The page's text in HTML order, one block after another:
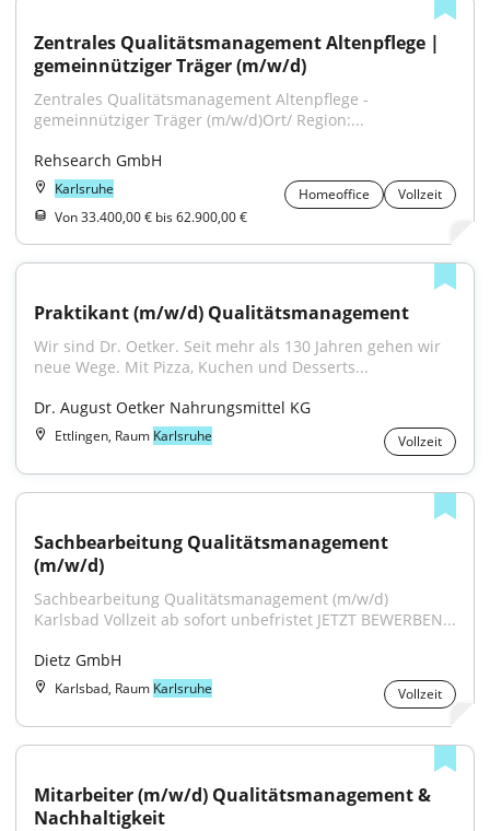
Zentrales Qualitätsmanagement Altenpflege |
gemeinnütziger Träger (m/w/d)
Zentrales Qualitätsmanagement Altenpflege -
gemeinnütziger Träger (m/w/d)Ort/ Region:...
Rehsearch GmbH
Karlsruhe Homeoffice
Vollzeit
Von 33.400,00 € bis 62.900,00 €
Praktikant (m/w/d) Qualitätsmanagement
Wir sind Dr. Oetker. Seit mehr als 130 Jahren gehen wir
neue Wege. Mit Pizza, Kuchen und Desserts...
Dr. August Oetker Nahrungsmittel KG
Ettlingen, Raum Karlsruhe Vollzeit
Sachbearbeitung Qualitätsmanagement
(m/w/d)
Sachbearbeitung Qualitätsmanagement (m/w/d)
Karlsbad Vollzeit ab sofort unbefristet JETZT BEWERBEN...
Dietz GmbH
Karlsbad, Raum Karlsruhe Vollzeit
Mitarbeiter (m/w/d) Qualitätsmanagement &
Nachhaltigkeit